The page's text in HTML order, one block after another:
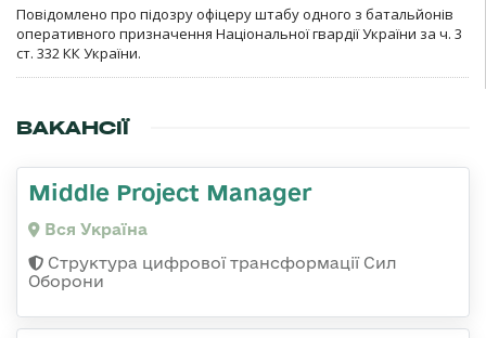
Повідомлено про підозру офіцеру штабу одного з батальйонів
оперативного призначення Національної гвардії України за ч. 3
ст. 332 КК України.
ВАКАНСІЇ
Middle Project Manager
Вся Україна
Структура цифрової трансформації Сил
Оборони